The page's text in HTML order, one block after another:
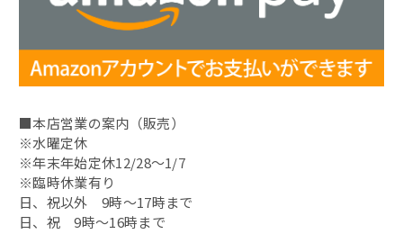
昆布〆
昆布〆（別誂）
鯖缶
その他の缶詰
■本店営業の案内（販売）
※水曜定休
※年末年始定休12/28～1/7
※臨時休業有り
日、祝以外 9時～17時まで
日、祝 9時～16時まで